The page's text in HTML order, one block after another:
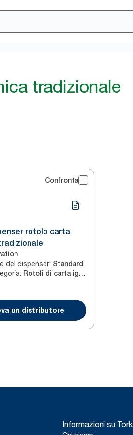
tradizionale
Confronta
rotolo carta
del dispenser: Standard
: Rotoli di carta igienica convenzionali
un distributore
Informazioni su Tork